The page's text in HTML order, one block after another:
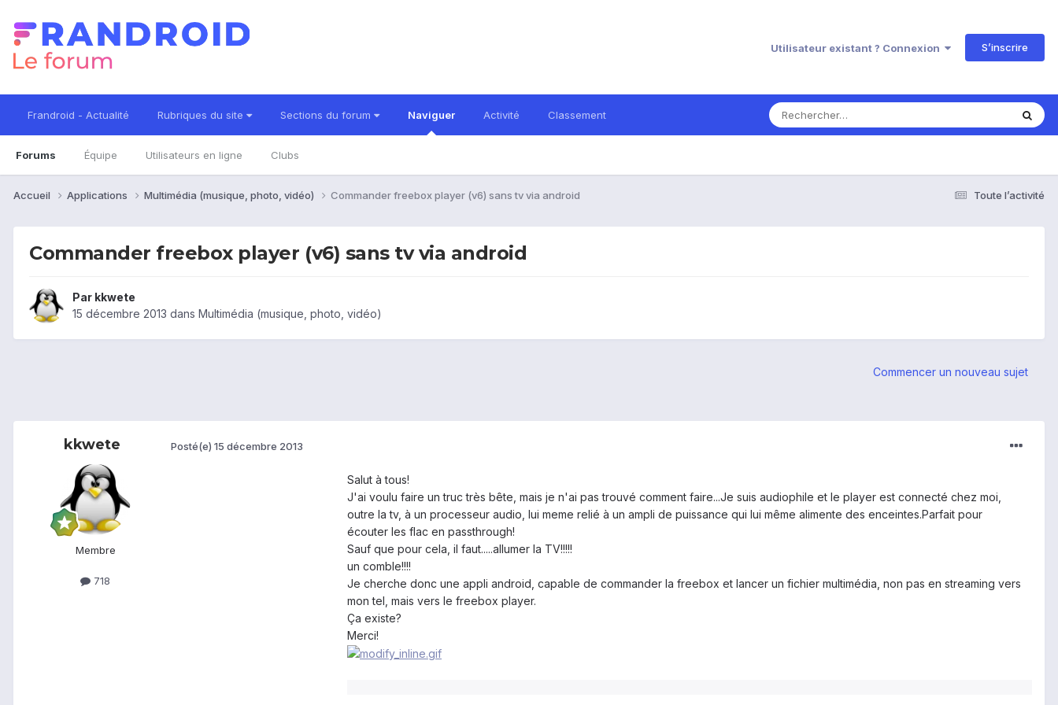
Utilisateur existant ? Connexion S’inscrire
Frandroid - Actualité Rubriques du site Sections du forum Naviguer
Forums Équipe Utilisateurs en ligne Clubs
Activité Classement
Toute l’activité
Accueil Applications Multimédia (musique, photo, vidéo) Commander freebox player (v6) sans tv via android
Commander freebox player (v6) sans tv via android
Par kkwete
15 décembre 2013 dans Multimédia (musique, photo, vidéo)
Commencer un nouveau sujet
kkwete
Membre
718
Posté(e) 15 décembre 2013
Salut à tous!
J'ai voulu faire un truc très bête, mais je n'ai pas trouvé comment faire...Je suis audiophile et le player est connecté chez moi,
outre la tv, à un processeur audio, lui meme relié à un ampli de puissance qui lui même alimente des enceintes.Parfait pour
écouter les flac en passthrough!
Sauf que pour cela, il faut.....allumer la TV!!!!!
un comble!!!!
Je cherche donc une appli android, capable de commander la freebox et lancer un fichier multimédia, non pas en streaming vers
mon tel, mais vers le freebox player.
Ça existe?
Merci!